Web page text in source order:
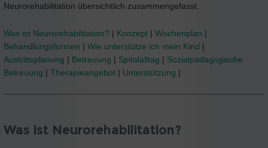
Neurorehabilitation übersichtlich zusammengefasst.
Was ist Neurorehabilitation? | Konzept | Wochenplan |
Behandlungsformen | Wie unterstütze ich mein Kind |
Austrittsplanung | Betreuung | Spitalalltag | Sozialpädagogische
Betreuung | Therapieangebot | Unterstützung |
Was ist Neurorehabilitation?